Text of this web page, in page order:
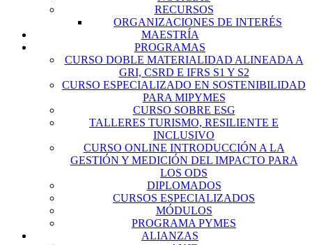
RECURSOS
ORGANIZACIONES DE INTERÉS
MAESTRÍA
PROGRAMAS
CURSO DOBLE MATERIALIDAD ALINEADA A
GRI, CSRD E IFRS S1 Y S2
CURSO ESPECIALIZADO EN SOSTENIBILIDAD
PARA MIPYMES
CURSO SOBRE ESG
TALLERES TURISMO, RESILIENTE E
INCLUSIVO
CURSO ONLINE INTRODUCCIÓN A LA
GESTIÓN Y MEDICIÓN DEL IMPACTO PARA
LOS ODS
DIPLOMADOS
CURSOS ESPECIALIZADOS
MÓDULOS
PROGRAMA PYMES
ALIANZAS